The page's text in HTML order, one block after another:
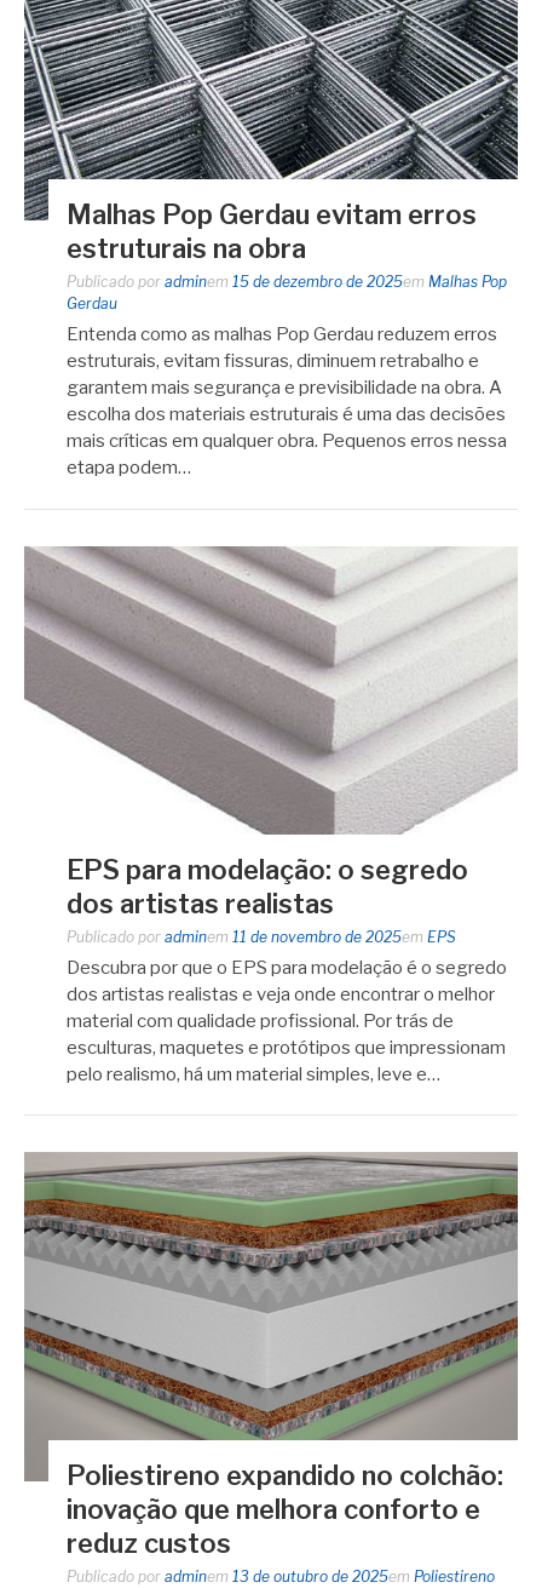
Malhas Pop Gerdau evitam erros
estruturais na obra
Publicado por adminem 15 de dezembro de 2025em Malhas Pop
Gerdau
Entenda como as malhas Pop Gerdau reduzem erros
estruturais, evitam fissuras, diminuem retrabalho e
garantem mais segurança e previsibilidade na obra. A
escolha dos materiais estruturais é uma das decisões
mais críticas em qualquer obra. Pequenos erros nessa
etapa podem…
EPS para modelação: o segredo
dos artistas realistas
Publicado por adminem 11 de novembro de 2025em EPS
Descubra por que o EPS para modelação é o segredo
dos artistas realistas e veja onde encontrar o melhor
material com qualidade profissional. Por trás de
esculturas, maquetes e protótipos que impressionam
pelo realismo, há um material simples, leve e…
Poliestireno expandido no colchão:
inovação que melhora conforto e
reduz custos
Publicado por adminem 13 de outubro de 2025em Poliestireno